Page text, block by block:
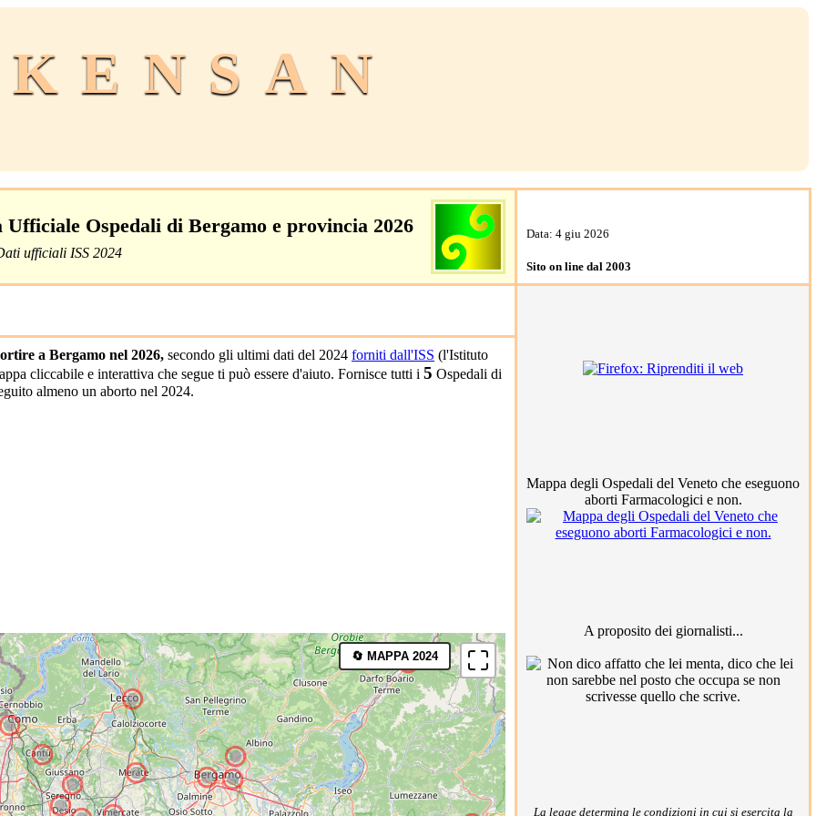
KENSAN
Ospedali di Bergamo e provincia 2026
ufficiali ISS 2024
Data: 4 giu 2026
Sito on line dal 2003
a Bergamo nel 2026, secondo gli ultimi dati del 2024 forniti dall'ISS (l'Istituto
cliccabile e interattiva che segue ti può essere d'aiuto. Fornisce tutti i 5 Ospedali di
almeno un aborto nel 2024.
🔄 MAPPA 2024
Mappa degli Ospedali del Veneto che eseguono
aborti Farmacologici e non.
A proposito dei giornalisti...
La legge determina le condizioni in cui si esercita la